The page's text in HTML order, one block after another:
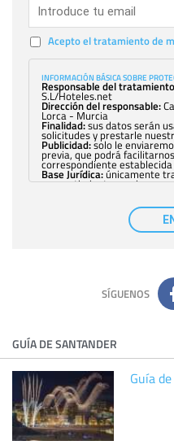
Acepto el tratamiento de
INFORMACIÓN BÁSICA SOBRE
Responsable del
S.L/Hoteles.net
Dirección del responsable:
Lorca - Murcia
Finalidad:sus datos serán
solicitudes y prestarle
Publicidad:solo le
previa, que podrá
correspondiente
Base Jurídica:únicamente
consentimiento previo, que
con carácter
nuestra entidad que esté
tener conocimiento de la
comunicarán datos a
adicional y detallada sobre
política de privacidad
SÍGUENOS
GUÍA DE SANTANDER
Guía